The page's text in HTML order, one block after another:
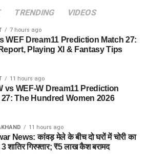
TRENDING VIDEOS
7 hours ago
WEF Dream11 Prediction Match 27:
Playing XI & Fantasy Tips
11 hours ago
vs WEF-W Dream11 Prediction
27: The Hundred Women 2026
11 hours ago
News: कांवड़ मेले के बीच दो घरों में चोरी का
शातिर गिरफ्तार; ₹5 लाख कैश बरामद